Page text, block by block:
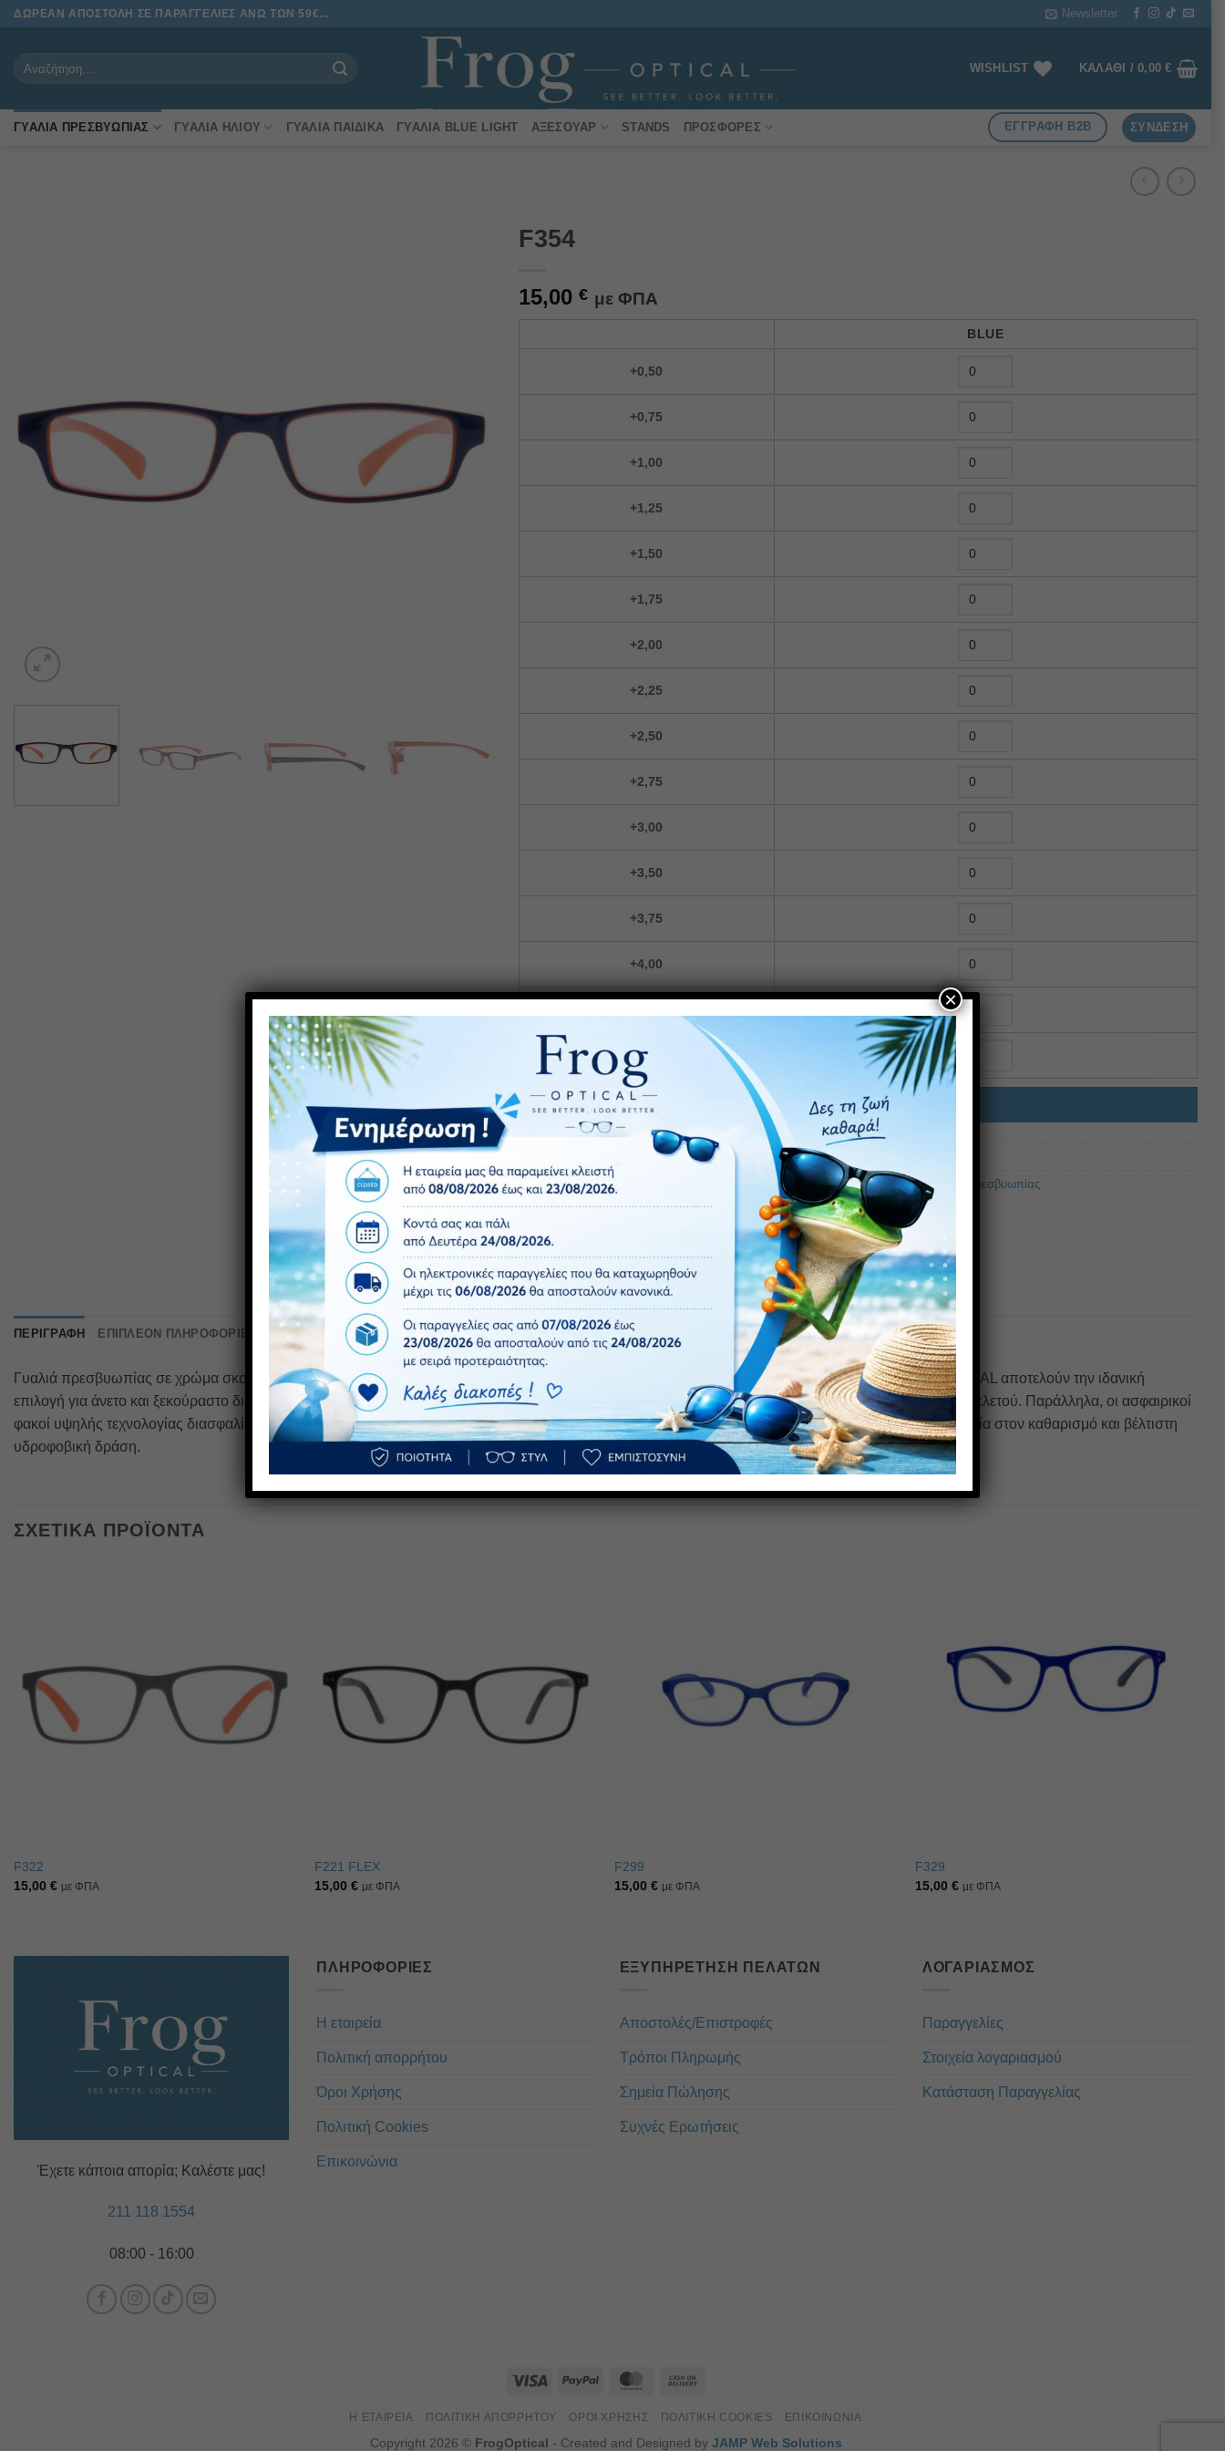
Μετάβαση
ΔΩΡΕΑΝ ΑΠΟΣΤΟΛΗ ΣΕ ΠΑΡΑΓΓΕΛΙΕΣ ΑΝΩ ΤΩΝ 59€... Newsletter
WISHLIST ΚΑΛΆΘΙ /0,00€
ΓΥΑΛΙΆ ΠΡΕΣΒΥΩΠΊΑΣ ΓΥΑΛΙΆ ΗΛΊΟΥ ΓΥΑΛΙΆ ΠΑΙΔΙΚΆ ΓΥΑΛΙΆ BLUE LIGHT ΑΞΕΣΟΥΆΡ STANDS ΠΡΟΣΦΟΡΈΣ ΕΓΓΡΑΦΗ B2B ΣΎΝΔΕΣΗ
F354
15,00 € με ΦΠΑ
BLUE
+0,50
+0,75
+1,00
+1,25
+1,50
+1,75
+2,00
+2,25
+2,50
+2,75
+3,00
+3,50
+3,75
+4,00
+5.00
ΠΡΟΣΘΉΚΗ ΣΤΟ ΚΑΛΆΘΙ
Κατηγορίες:Ανδρικά Γυαλιά Πρεσβυωπίας Γυαλιά Πρεσβυωπίας,Γυναικεία Γυαλιά Πρεσβυωπίας
ΠΕΡΙΓΡΑΦΉ ΕΠΙΠΛΈΟΝ ΠΛΗΡΟΦΟΡΊΕΣ ΑΞΙΟΛΟΓΉΣΕΙΣ (0)
Γυαλιά πρεσβυωπίας σε χρώμα σκούρο μπλε με πορτοκαλί αποχρώσεις.Μοντέλο unisex.Πιστοποίηση ΕΟΦ για τους φακούς. Τα γυαλιά FROG OPTICAL αποτελούν την ιδανική
επιλογή για άνετο και ξεκούραστο διάβασμα. Το προηγμένο σύστημα Flex, ενισχύει σημαντικά την ευκαμψία του βραχίονα και την ανθεκτικότητα του σκελετού. Παράλληλα, οι ασφαιρικοί
φακοί υψηλής τεχνολογίας διασφαλίζουν τη μέγιστη οπτική ποιότητα, προσφέροντας αντιχαρακτική αντοχή, υψηλή ευκρίνεια, φυσική απεικόνιση, ευκολία στον καθαρισμό και βέλτιστη
υδροφοβική δράση.
ΣΧΕΤΙΚΆ ΠΡΟΪΌΝΤΑ
F322
15,00 € με ΦΠΑ
F221 FLEX
15,00 € με ΦΠΑ
F299
15,00€ με ΦΠΑ
F329
15,00€ με ΦΠΑ
Έχετε κάποια απορία; Καλέστε μας!
211 118 1554
08:00 - 16:00
ΠΛΗΡΟΦΟΡΊΕΣ
Η εταιρεία
Πολιτική απορρήτου
Όροι Χρήσης
Πολιτική Cookies
Επικοινώνια
ΕΞΥΠΗΡΈΤΗΣΗ ΠΕΛΑΤΏΝ
Αποστολές/Επιστροφές
Τρόποι Πληρωμής
Σημεία Πώλησης
Συχνές Ερωτήσεις
ΛΟΓΑΡΙΑΣΜΌΣ
Παραγγελίες
Στοιχεία λογαριασμού
Κατάσταση Παραγγελίας
Η ΕΤΑΙΡΕΊΑ ΠΟΛΙΤΙΚΉ ΑΠΟΡΡΉΤΟΥ ΌΡΟΙ ΧΡΉΣΗΣ ΠΟΛΙΤΙΚΉ COOKIES ΕΠΙΚΟΙΝΏΝΙΑ
Copyright 2026 © FrogOptical - Created and Designed by JAMP Web Solutions
×